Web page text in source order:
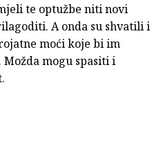
te optužbe niti novi
A onda su shvatili i
moći koje bi im
Možda mogu spasiti i